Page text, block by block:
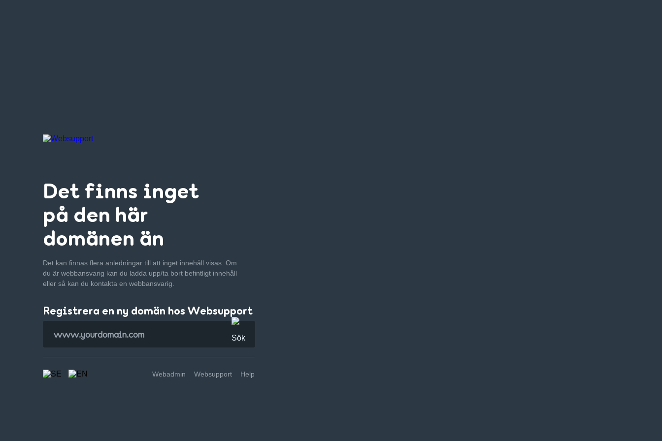
Det finns inget
på den här
domänen än
Det kan finnas flera anledningar till att inget innehåll visas. Om
du är webbansvarig kan du ladda upp/ta bort befintligt innehåll
eller så kan du kontakta en webbansvarig.
Registrera en ny domän hos Websupport
Webadmin Websupport Help